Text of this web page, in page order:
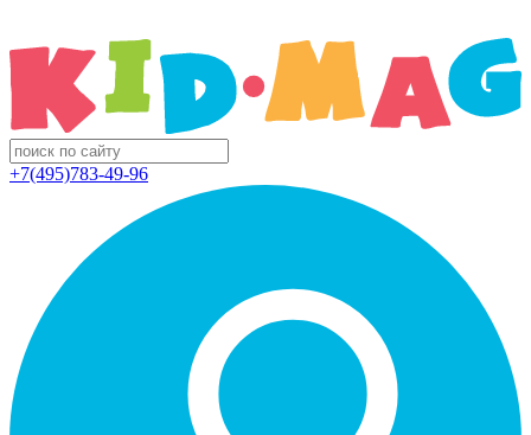
+7(495)783-49-96